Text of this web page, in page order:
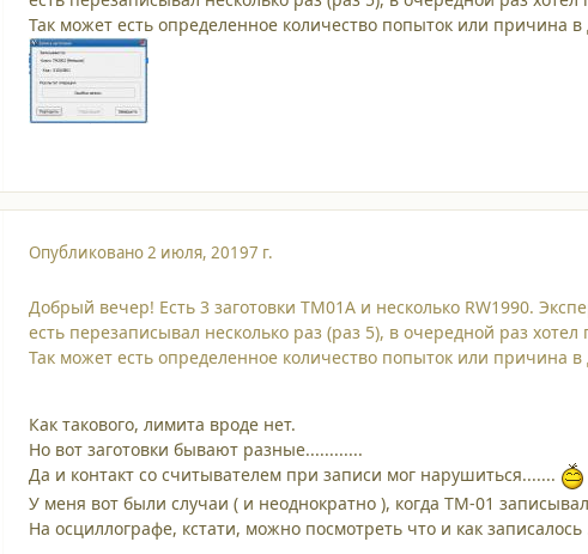
Так может есть определенное количество попыток или причина в
Опубликовано2 июля, 20197 г.
Добрый вечер! Есть 3 заготовки TM01A и несколько RW1990.
есть перезаписывал несколько раз (раз 5), в очередной раз
Так может есть определенное количество попыток или причина в
Как такового, лимита вроде нет.
Но вот заготовки бывают разные............
Да и контакт со считывателем при записи мог нарушиться.......
У меня вот были случаи ( и неоднократно ), когда ТМ-01
На осциллографе, кстати, можно посмотреть что и как записалось